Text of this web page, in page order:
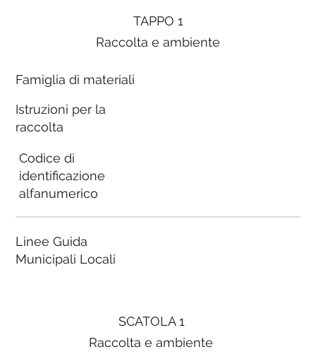
SCATOLA 1
Raccolta e ambiente
TAPPO 1
Raccolta e ambiente
Famiglia di materiali
Istruzioni per la
raccolta
Codice di
identificazione
alfanumerico
Linee Guida
Municipali Locali